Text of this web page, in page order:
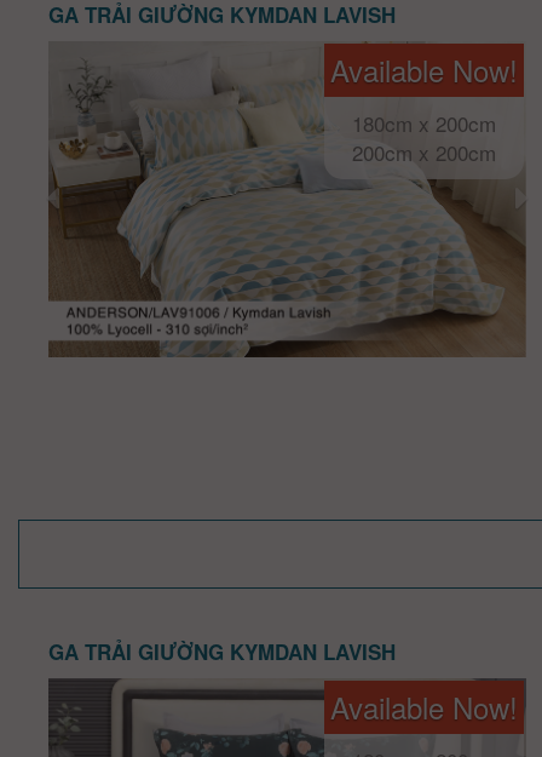
GA TRẢI GIƯỜNG KYMDAN LAVISH
Available Now!
180cm x 200cm
200cm x 200cm
GA TRẢI GIƯỜNG KYMDAN LAVISH
Available Now!